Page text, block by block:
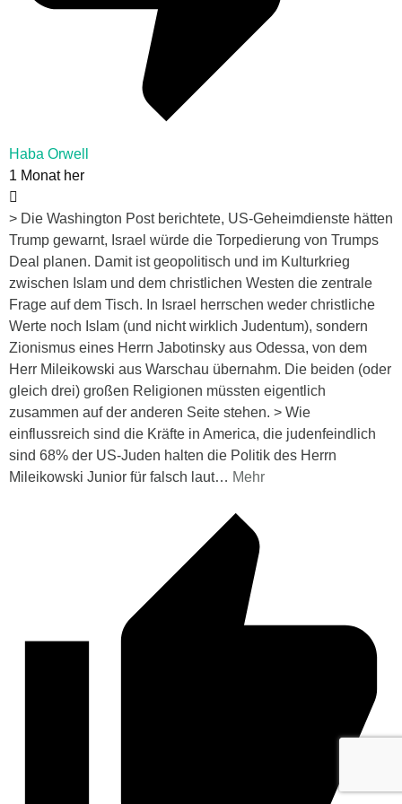
Haba Orwell
1 Monat her
> Die Washington Post berichtete, US-Geheimdienste hätten
Trump gewarnt, Israel würde die Torpedierung von Trumps
Deal planen. Damit ist geopolitisch und im Kulturkrieg
zwischen Islam und dem christlichen Westen die zentrale
Frage auf dem Tisch. In Israel herrschen weder christliche
Werte noch Islam (und nicht wirklich Judentum), sondern
Zionismus eines Herrn Jabotinsky aus Odessa, von dem
Herr Mileikowski aus Warschau übernahm. Die beiden (oder
gleich drei) großen Religionen müssten eigentlich
zusammen auf der anderen Seite stehen. > Wie
einflussreich sind die Kräfte in America, die judenfeindlich
sind 68% der US-Juden halten die Politik des Herrn
Mileikowski Junior für falsch laut… Mehr